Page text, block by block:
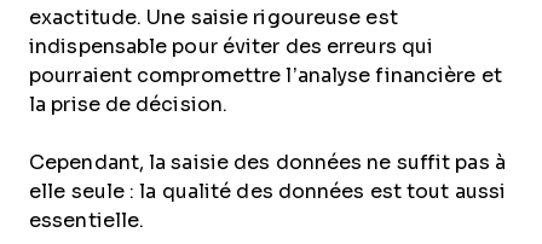
exactitude. Une saisie rigoureuse est
indispensable pour éviter des erreurs qui
pourraient compromettre l’analyse financière et
la prise de décision.
Cependant, la saisie des données ne suffit pas à
elle seule : la qualité des données est tout aussi
essentielle.